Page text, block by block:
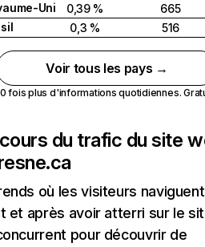
Uni
0,39 %
665
0,3 % 516
Voir tous les pays →
fois plus d'informations quotidiennes.
du trafic du site
où les visiteurs naviguent
et après avoir atterri sur le
pour découvrir de